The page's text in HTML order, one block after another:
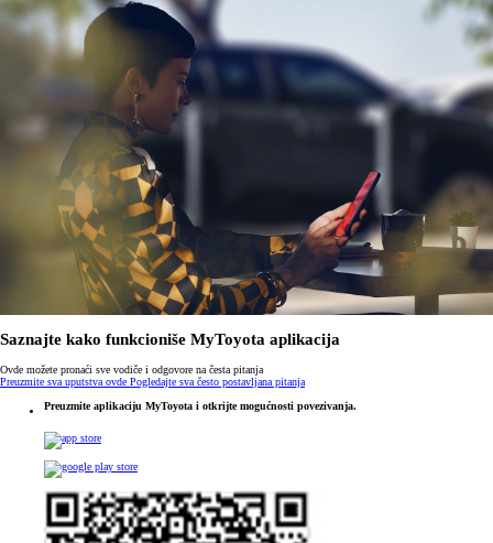
Saznajte kako funkcioniše MyToyota aplikacija
Ovde možete pronaći sve vodiče i odgovore na česta pitanja
Preuzmite sva uputstva ovde Pogledajte sva često postavljana pitanja
Preuzmite aplikaciju MyToyota i otkrijte mogućnosti povezivanja.